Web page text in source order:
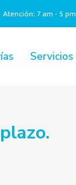
Atención: 7 am - 5 pm
Servicios